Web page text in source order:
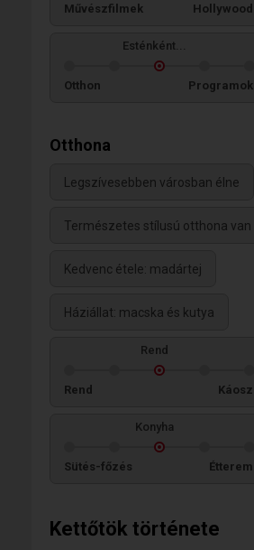
Kettőtök története
Művészfilmek Hollywood
Esténként...
Otthon Programok
Otthona
Legszívesebben városban élne
Természetes stílusú otthona van
Kedvenc étele: madártej
Háziállat: macska és kutya
Rend
Rend Káosz
Konyha
Sütés-főzés Étterem